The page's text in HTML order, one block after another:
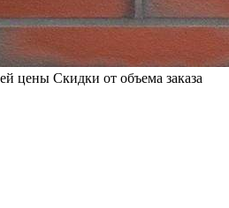
цены Скидки от объема заказа